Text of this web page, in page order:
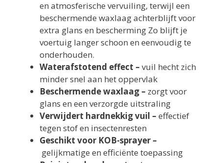
en atmosferische vervuiling, terwijl een
beschermende waxlaag achterblijft voor
extra glans en bescherming Zo blijft je
voertuig langer schoon en eenvoudig te
onderhouden.
Waterafstotend effect – vuil hecht zich
minder snel aan het oppervlak
Beschermende waxlaag – zorgt voor
glans en een verzorgde uitstraling
Verwijdert hardnekkig vuil – effectief
tegen stof en insectenresten
Geschikt voor KOB-sprayer –
gelijkmatige en efficiënte toepassing